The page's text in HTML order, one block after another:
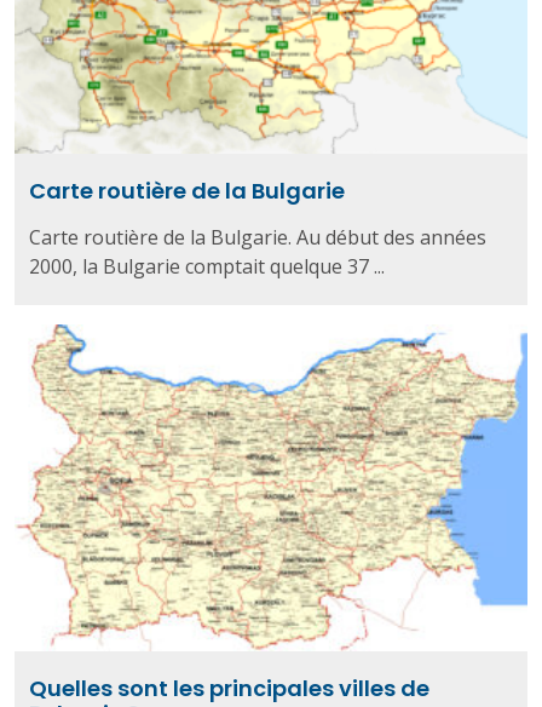
Carte routière de la Bulgarie
Carte routière de la Bulgarie. Au début des années
2000, la Bulgarie comptait quelque 37 ...
Quelles sont les principales villes de